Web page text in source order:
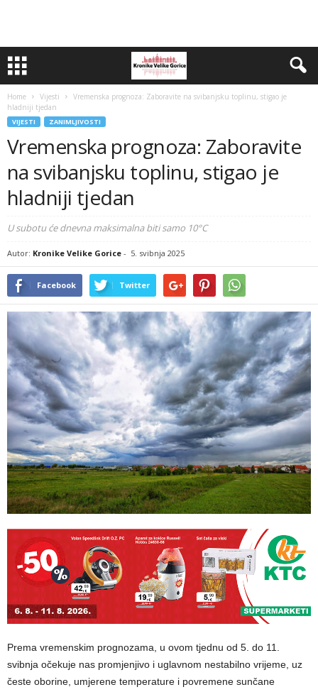
Home Vijesti
Vremenska prognoza: Zaboravite na svibanjsku toplinu, stigao je
hladniji tjedan
VIJESTI ZANIMLJIVOSTI
Vremenska prognoza: Zaboravite
na svibanjsku toplinu, stigao je
hladniji tjedan
U subotu će dnevna maksimalna biti samo 10°C
Autor: Kronike Velike Gorice - 5. svibnja 2025
Facebook Twitter
Prema vremenskim prognozama, u ovom tjednu od 5. do 11.
svibnja očekuje nas promjenjivo i uglavnom nestabilno vrijeme, uz
česte oborine, umjerene temperature i povremene sunčane